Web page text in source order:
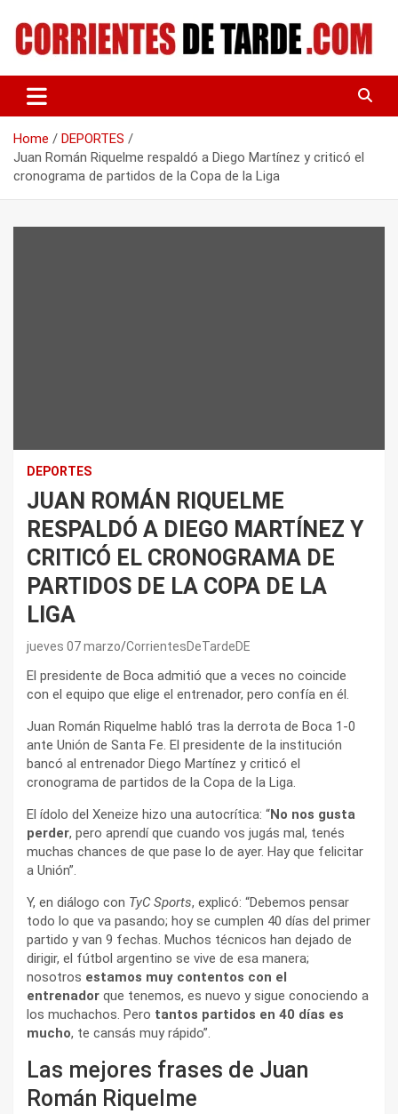
content
CORRIENTES DE TARDE
Home
DEPORTES
Juan Román Riquelme respaldó a Diego Martínez y criticó el
cronograma de partidos de la Copa de la Liga
DEPORTES
JUAN ROMÁN RIQUELME
RESPALDÓ A DIEGO MARTÍNEZ Y
CRITICÓ EL CRONOGRAMA DE
PARTIDOS DE LA COPA DE LA
LIGA
jueves 07 marzo CorrientesDeTardeDE
El presidente de Boca admitió que a veces no coincide
con el equipo que elige el entrenador, pero confía en él.
Juan Román Riquelme habló tras la derrota de Boca 1-0
ante Unión de Santa Fe. El presidente de la institución
bancó al entrenador Diego Martínez y criticó el
cronograma de partidos de la Copa de la Liga.
El ídolo del Xeneize hizo una autocrítica: “No nos gusta
perder, pero aprendí que cuando vos jugás mal, tenés
muchas chances de que pase lo de ayer. Hay que felicitar
a Unión”.
Y, en diálogo con TyC Sports, explicó: “Debemos pensar
todo lo que va pasando; hoy se cumplen 40 días del primer
partido y van 9 fechas. Muchos técnicos han dejado de
dirigir, el fútbol argentino se vive de esa manera;
nosotros estamos muy contentos con el
entrenador que tenemos, es nuevo y sigue conociendo a
los muchachos. Pero tantos partidos en 40 días es
mucho, te cansás muy rápido”.
Las mejores frases de Juan
Román Riquelme